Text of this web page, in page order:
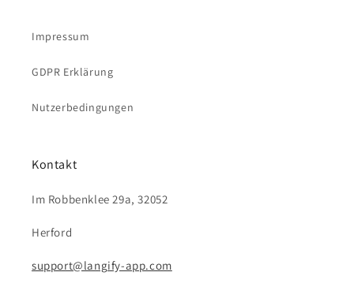
Impressum
GDPR Erklärung
Nutzerbedingungen
Kontakt
Im Robbenklee 29a, 32052
Herford
support@langify-app.com